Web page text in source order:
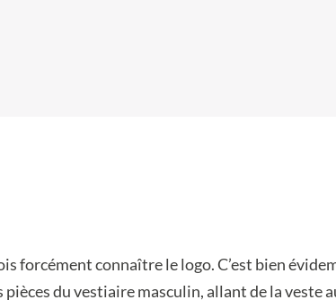
connaître le logo. C’est bien
du vestiaire masculin, allant de la veste